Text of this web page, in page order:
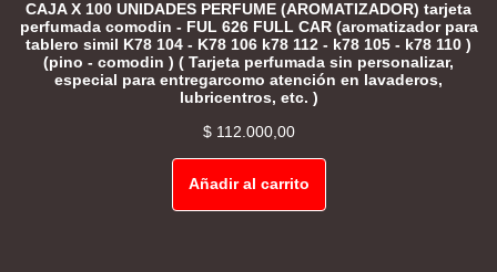
CAJA X 100 UNIDADES PERFUME (AROMATIZADOR) tarjeta
perfumada comodin - FUL 626 FULL CAR (aromatizador para
tablero simil K78 104 - K78 106 k78 112 - k78 105 - k78 110 )
(pino - comodin ) ( Tarjeta perfumada sin personalizar,
especial para entregarcomo atención en lavaderos,
lubricentros, etc. )
$112.000,00
Añadir al carrito